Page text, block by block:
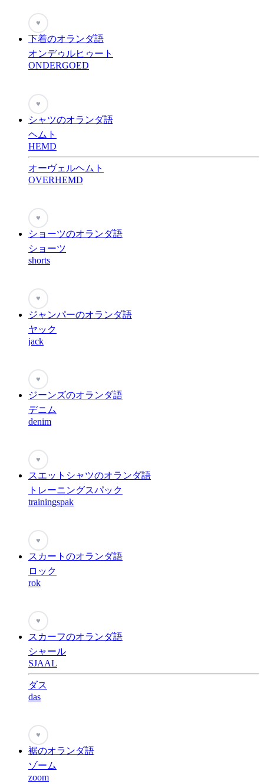
♥
下着のオランダ語
オンデゥルヒゥート
ONDERGOED
♥
シャツのオランダ語
ヘムト
HEMD
オーヴェルヘムト
OVERHEMD
♥
ショーツのオランダ語
ショーツ
shorts
♥
ジャンパーのオランダ語
ヤック
jack
♥
ジーンズのオランダ語
デニム
denim
♥
スエットシャツのオランダ語
トレーニングスパック
trainingspak
♥
スカートのオランダ語
ロック
rok
♥
スカーフのオランダ語
シャール
SJAAL
ダス
das
♥
裾のオランダ語
ゾーム
zoom